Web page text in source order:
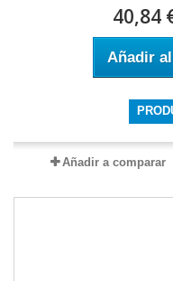
40,84
Añadir
Añadir a comparar